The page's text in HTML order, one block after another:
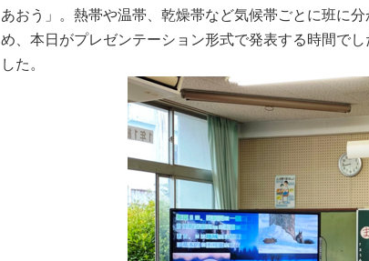
あおう」。熱帯や温帯、乾燥帯など気候帯ごとに班に
め、本日がプレゼンテーション形式で発表する時間で
した。